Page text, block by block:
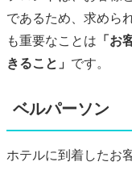
であるため、求めら
も重要なことは 「お
きること」 です。
ベルパーソン
ホテルに到着したお